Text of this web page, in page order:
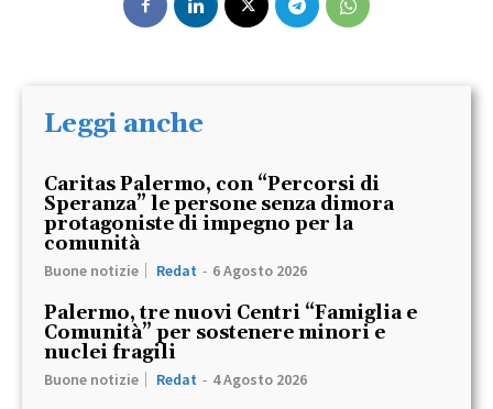
Leggi anche
Caritas Palermo, con “Percorsi di
Speranza” le persone senza dimora
protagoniste di impegno per la
comunità
Buone notizie Redat - 6 Agosto 2026
Palermo, tre nuovi Centri “Famiglia e
Comunità” per sostenere minori e
nuclei fragili
Buone notizie Redat - 4 Agosto 2026